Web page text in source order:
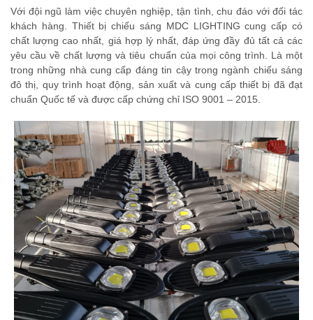
Với đội ngũ làm việc chuyên nghiệp, tận tình, chu đáo với đối tác
khách hàng. Thiết bị chiếu sáng MDC LIGHTING cung cấp có
chất lượng cao nhất, giá hợp lý nhất, đáp ứng đầy đủ tất cả các
yêu cầu về chất lượng và tiêu chuẩn của mọi công trình. Là một
trong những nhà cung cấp đáng tin cậy trong ngành chiếu sáng
đô thị, quy trình hoạt động, sản xuất và cung cấp thiết bị đã đạt
chuẩn Quốc tế và được cấp chứng chỉ ISO 9001 – 2015.